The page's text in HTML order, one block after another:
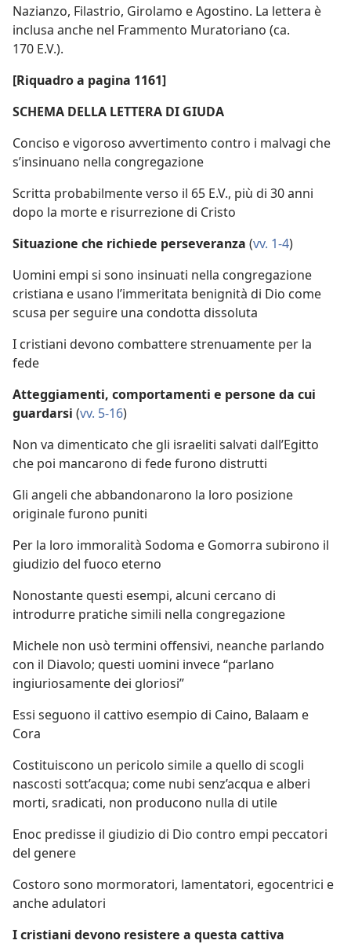
Nazianzo, Filastrio, Girolamo e Agostino. La lettera è
inclusa anche nel Frammento Muratoriano (ca.
170 E.V.).
[Riquadro a pagina 1161]
SCHEMA DELLA LETTERA DI GIUDA
Conciso e vigoroso avvertimento contro i malvagi che
s’insinuano nella congregazione
Scritta probabilmente verso il 65 E.V., più di 30 anni
dopo la morte e risurrezione di Cristo
Situazione che richiede perseveranza (vv. 1-4)
Uomini empi si sono insinuati nella congregazione
cristiana e usano l’immeritata benignità di Dio come
scusa per seguire una condotta dissoluta
I cristiani devono combattere strenuamente per la
fede
Atteggiamenti, comportamenti e persone da cui
guardarsi (vv. 5-16)
Non va dimenticato che gli israeliti salvati dall’Egitto
che poi mancarono di fede furono distrutti
Gli angeli che abbandonarono la loro posizione
originale furono puniti
Per la loro immoralità Sodoma e Gomorra subirono il
giudizio del fuoco eterno
Nonostante questi esempi, alcuni cercano di
introdurre pratiche simili nella congregazione
Michele non usò termini offensivi, neanche parlando
con il Diavolo; questi uomini invece “parlano
ingiuriosamente dei gloriosi”
Essi seguono il cattivo esempio di Caino, Balaam e
Cora
Costituiscono un pericolo simile a quello di scogli
nascosti sott’acqua; come nubi senz’acqua e alberi
morti, sradicati, non producono nulla di utile
Enoc predisse il giudizio di Dio contro empi peccatori
del genere
Costoro sono mormoratori, lamentatori, egocentrici e
anche adulatori
I cristiani devono resistere a questa cattiva